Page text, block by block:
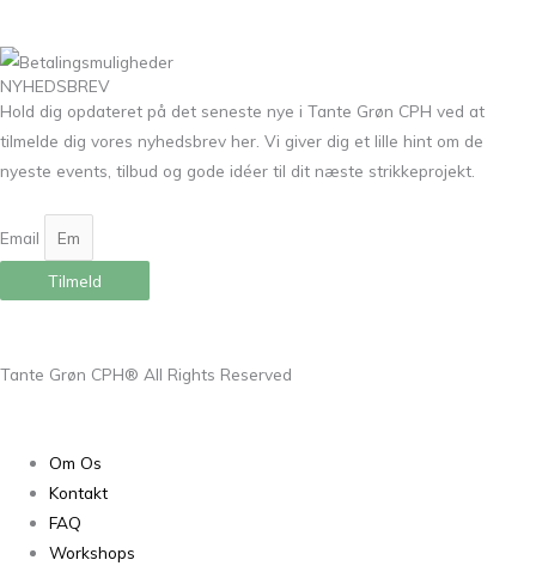
NYHEDSBREV
Hold dig opdateret på det seneste nye i Tante Grøn CPH ved at
tilmelde dig vores nyhedsbrev her. Vi giver dig et lille hint om de
nyeste events, tilbud og gode idéer til dit næste strikkeprojekt.
Email
Tilmeld
Tante Grøn CPH® All Rights Reserved
Om Os
Kontakt
FAQ
Workshops